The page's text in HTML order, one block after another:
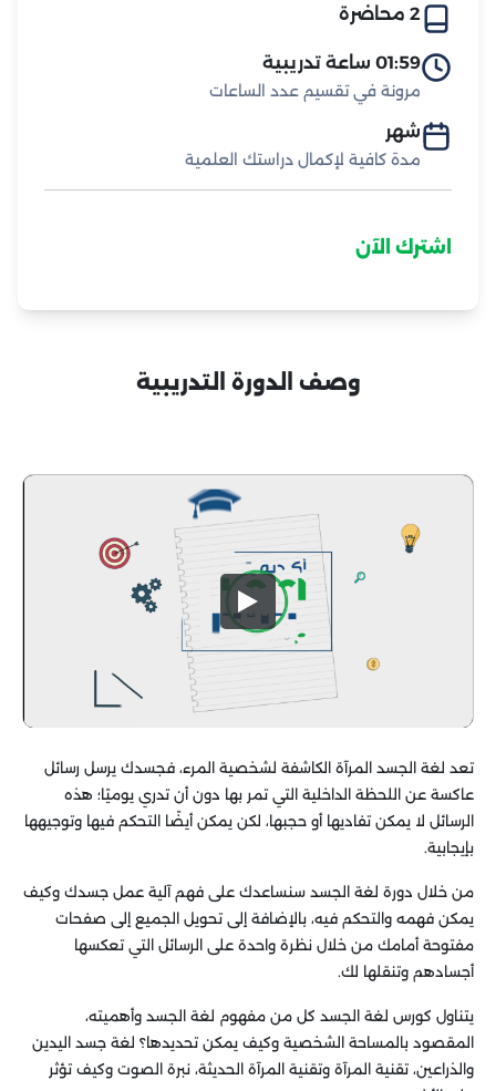
2 محاضرة
01:59 ساعة تدريبية
مرونة في تقسيم عدد الساعات
شهر
مدة كافية لإكمال دراستك العلمية
اشترك الآن
وصف الدورة التدريبية
تعد لغة الجسد المرآة الكاشفة لشخصية المرء، فجسدك يرسل رسائل
عاكسة عن اللحظة الداخلية التي تمر بها دون أن تدري يوميًا؛ هذه
الرسائل لا يمكن تفاديها أو حجبها، لكن يمكن أيضًا التحكم فيها وتوجيهها
بإيجابية.
من خلال دورة لغة الجسد سنساعدك على فهم آلية عمل جسدك وكيف
يمكن فهمه والتحكم فيه، بالإضافة إلى تحويل الجميع إلى صفحات
مفتوحة أمامك من خلال نظرة واحدة على الرسائل التي تعكسها
أجسادهم وتنقلها لك.
يتناول كورس لغة الجسد كل من مفهوم لغة الجسد وأهميته،
المقصود بالمساحة الشخصية وكيف يمكن تحديدها؟ لغة جسد اليدين
والذراعين، تقنية المرآة وتقنية المرآة الحديثة، نبرة الصوت وكيف تؤثر